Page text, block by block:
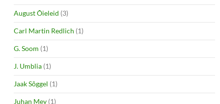
August Õieleid (3)
Carl Martin Redlich (1)
G. Soom (1)
J. Umblia (1)
Jaak Sõggel (1)
Juhan Mey (1)